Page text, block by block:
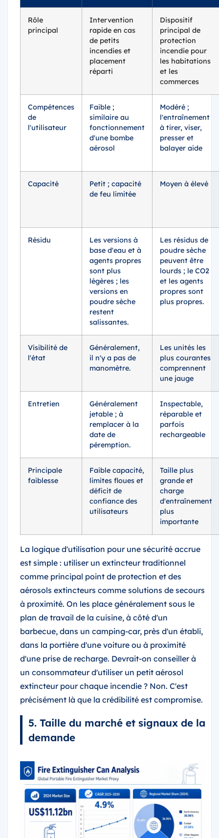
Rôle
principal
Intervention
rapide en cas
de petits
incendies et
placement
réparti
Dispositif
principal de
protection
incendie pour
les habitations
et les
commerces
Compétences
de
l'utilisateur
Faible ;
similaire au
fonctionnement
d'une bombe
aérosol
Modéré ;
l'entraînement
à tirer, viser,
presser et
balayer aide
Capacité
Petit ; capacité
de feu limitée
Moyen à élevé
Résidu
Les versions à
base d'eau et à
agents propres
sont plus
légères ; les
versions en
poudre sèche
restent
salissantes.
Les résidus de
poudre sèche
peuvent être
lourds ; le CO2
et les agents
propres sont
plus propres.
Visibilité de
l'état
Généralement,
il n'y a pas de
manomètre.
Les unités les
plus courantes
comprennent
une jauge
Entretien
Généralement
jetable ; à
remplacer à la
date de
péremption.
Inspectable,
réparable et
parfois
rechargeable
Principale
faiblesse
Faible capacité,
limites floues et
déficit de
confiance des
utilisateurs
Taille plus
grande et
charge
d'entraînement
plus
importante
La logique d'utilisation pour une sécurité accrue
est simple : utiliser un extincteur traditionnel
comme principal point de protection et des
aérosols extincteurs comme solutions de secours
à proximité. On les place généralement sous le
plan de travail de la cuisine, à côté d'un
barbecue, dans un camping-car, près d'un établi,
dans la portière d'une voiture ou à proximité
d'une prise de recharge. Devrait-on conseiller à
un consommateur d'utiliser un petit aérosol
extincteur pour chaque incendie ? Non. C'est
précisément là que la crédibilité est compromise.
5. Taille du marché et signaux de la
demande